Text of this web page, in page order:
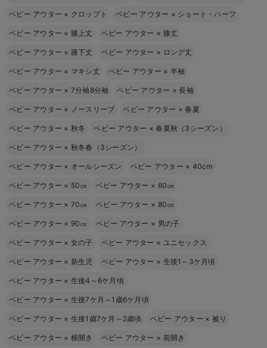
ベビー アウター × クロップト ベビー アウター × ショート・ハーフ
ベビー アウター × 膝上丈 ベビー アウター × 膝丈
ベビー アウター × 膝下丈 ベビー アウター × ロング丈
ベビー アウター × マキシ丈 ベビー アウター × 半袖
ベビー アウター × 7分袖8分袖 ベビー アウター ×長袖
ベビー アウター × ノースリーブ ベビー アウター ×春夏
ベビー アウター × 秋冬 ベビー アウター ×春夏秋（3シーズン）
ベビー アウター × 秋冬春（3シーズン）
ベビー アウター × オールシーズン ベビー アウター × 40cm
ベビー アウター × 50㎝ ベビー アウター × 60㎝
ベビー アウター × 70㎝ ベビー アウター × 80㎝
ベビー アウター × 90㎝ ベビー アウター × 男の子
ベビー アウター × 女の子 ベビー アウター × ユニセックス
ベビー アウター × 新生児 ベビー アウター × 生後1～3ケ月頃
ベビー アウター × 生後4～6ケ月頃
ベビー アウター × 生後7ケ月～1歳6ケ月頃
ベビー アウター × 生後1歳7ケ月～2歳頃 ベビー アウター × 被り
ベビー アウター × 横開き ベビー アウター × 前開き